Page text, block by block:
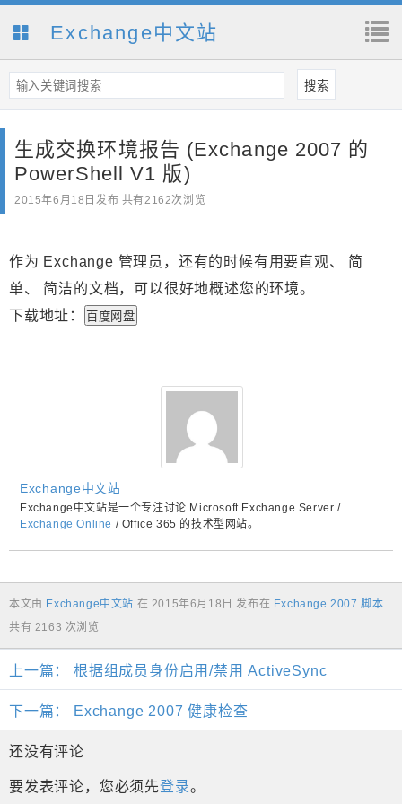
Exchange中文站
生成交换环境报告 (Exchange 2007 的
PowerShell V1 版)
2015年6月18日 发布 共有2162次浏览
作为 Exchange 管理员，还有的时候有用要直观、 简
单、 简洁的文档，可以很好地概述您的环境。
下载地址：
百度网盘
Exchange中文站
Exchange中文站是一个专注讨论 Microsoft Exchange Server /
Exchange Online / Office 365 的技术型网站。
本文由 Exchange中文站 在 2015年6月18日 发布在 Exchange 2007 脚本
共有 2163 次浏览
上一篇： 根据组成员身份启用/禁用 ActiveSync
下一篇： Exchange 2007 健康检查
还没有评论
要发表评论，您必须先登录。